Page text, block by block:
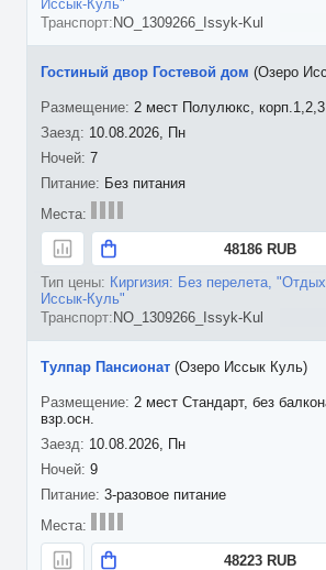
Иссык-Куль"
NO_1309266_Issyk-Kul
10.08.2026, Пн
7
Гостиный двор Гостевой дом (Озеро
2 мест Полулюкс,
Без питания
48186 RUB
Киргизия: Без перелета,
Иссык-Куль"
NO_1309266_Issyk-Kul
10.08.2026, Пн
9
Тулпар Пансионат (Озеро Иссык Куль)
2 мест Стандарт, без
взр.осн.
3-разовое питание
48223 RUB